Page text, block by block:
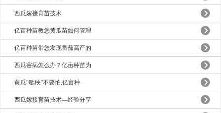
西瓜嫁接育苗技术
亿亩种苗教您黄瓜苗如何管理
亿亩种苗带您发现番茄高产的
西瓜害病怎么办？亿亩种苗为
黄瓜“歇秧”不要怕,亿亩种
西瓜嫁接育苗技术—经验分享